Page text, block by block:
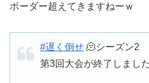
ボーダー超えてきますねーｗ
#遅く倒せ 🫠シーズン2
第3回大会が終了しまし